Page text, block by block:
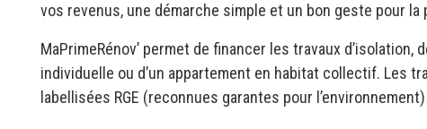
vos revenus, une démarche simple et un bon geste pour la
MaPrimeRénov’ permet de financer les travaux
individuelle ou d’un appartement en habitat collectif. Les
labellisées RGE (reconnues garantes pour